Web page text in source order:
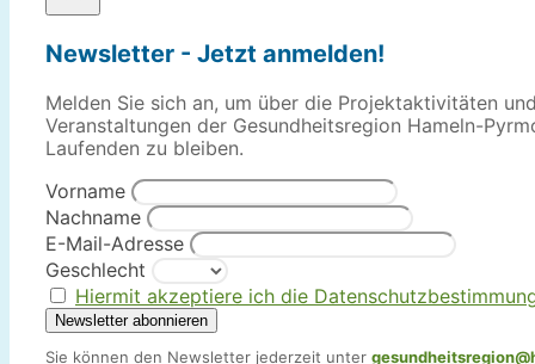
Newsletter - Jetzt anmelden!
Melden Sie sich an, um über die Projektaktivitäten
Veranstaltungen der Gesundheitsregion Hameln-
Laufenden zu bleiben.
Vorname
Nachname
E-Mail-Adresse
Geschlecht
Hiermit akzeptiere ich die
Sie können den Newsletter jederzeit unter